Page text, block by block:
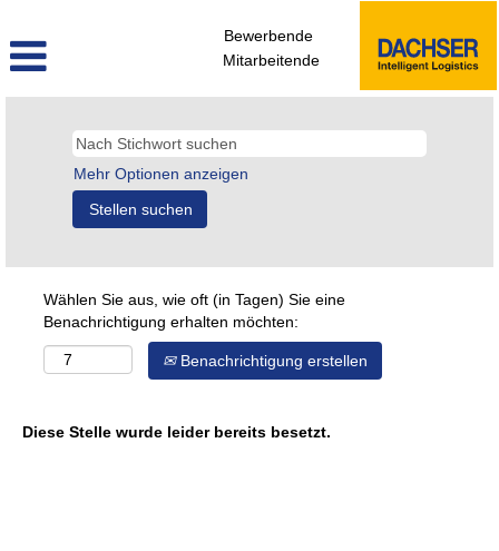
Bewerbende
Mitarbeitende
Mehr Optionen anzeigen
Wählen Sie aus, wie oft (in Tagen) Sie eine
Benachrichtigung erhalten möchten:
Benachrichtigung erstellen
Diese Stelle wurde leider bereits besetzt.